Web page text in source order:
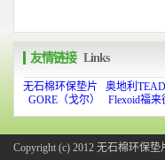
友情链接 Links
无石棉环保垫片 奥地利
GORE（戈尔）
Flexoid福来
Copyright (c) 2012 无石棉环保